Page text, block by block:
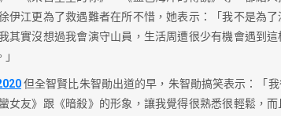
伊江更為了救遇難者在所不惜，她表示：「我不是為
其實沒想過我會演守山員，生活周遭很少有機會遇到
但全智賢比朱智勛出道的早，朱智勛搞笑表示：「
女友》跟《暗殺》的形象，讓我覺得很熟悉很輕鬆，